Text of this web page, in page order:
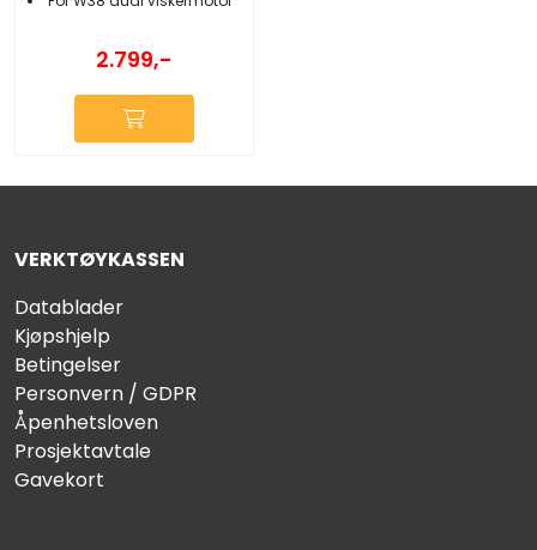
2.799,-
VERKTØYKASSEN
Datablader
Kjøpshjelp
Betingelser
Personvern / GDPR
Åpenhetsloven
Prosjektavtale
Gavekort